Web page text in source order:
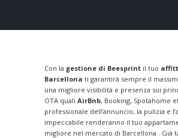
Con la gestione di Beesprint il tuo
Barcellona ti garantirà sempre il
una migliore visibilità e presenza sui
OTA quali AirBnb, Booking, Spotahome
professionale dell’annuncio, la pulizia e
impeccabile renderanno il tuo
migliore nel mercato di Barcellona . Già